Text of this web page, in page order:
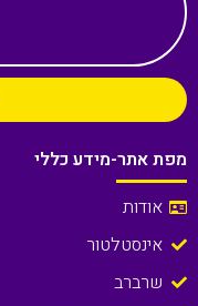
מפת אתר-מידע כללי
אודות
אינסטלטור
שרברב